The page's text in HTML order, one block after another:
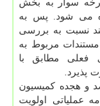
سوار به بخش
می شود. پس به
نسبت به بررسی
مربوط به
فعلی مطابق با
پذیرد.
و هجده کمیسیون
عملیاتی اولویت